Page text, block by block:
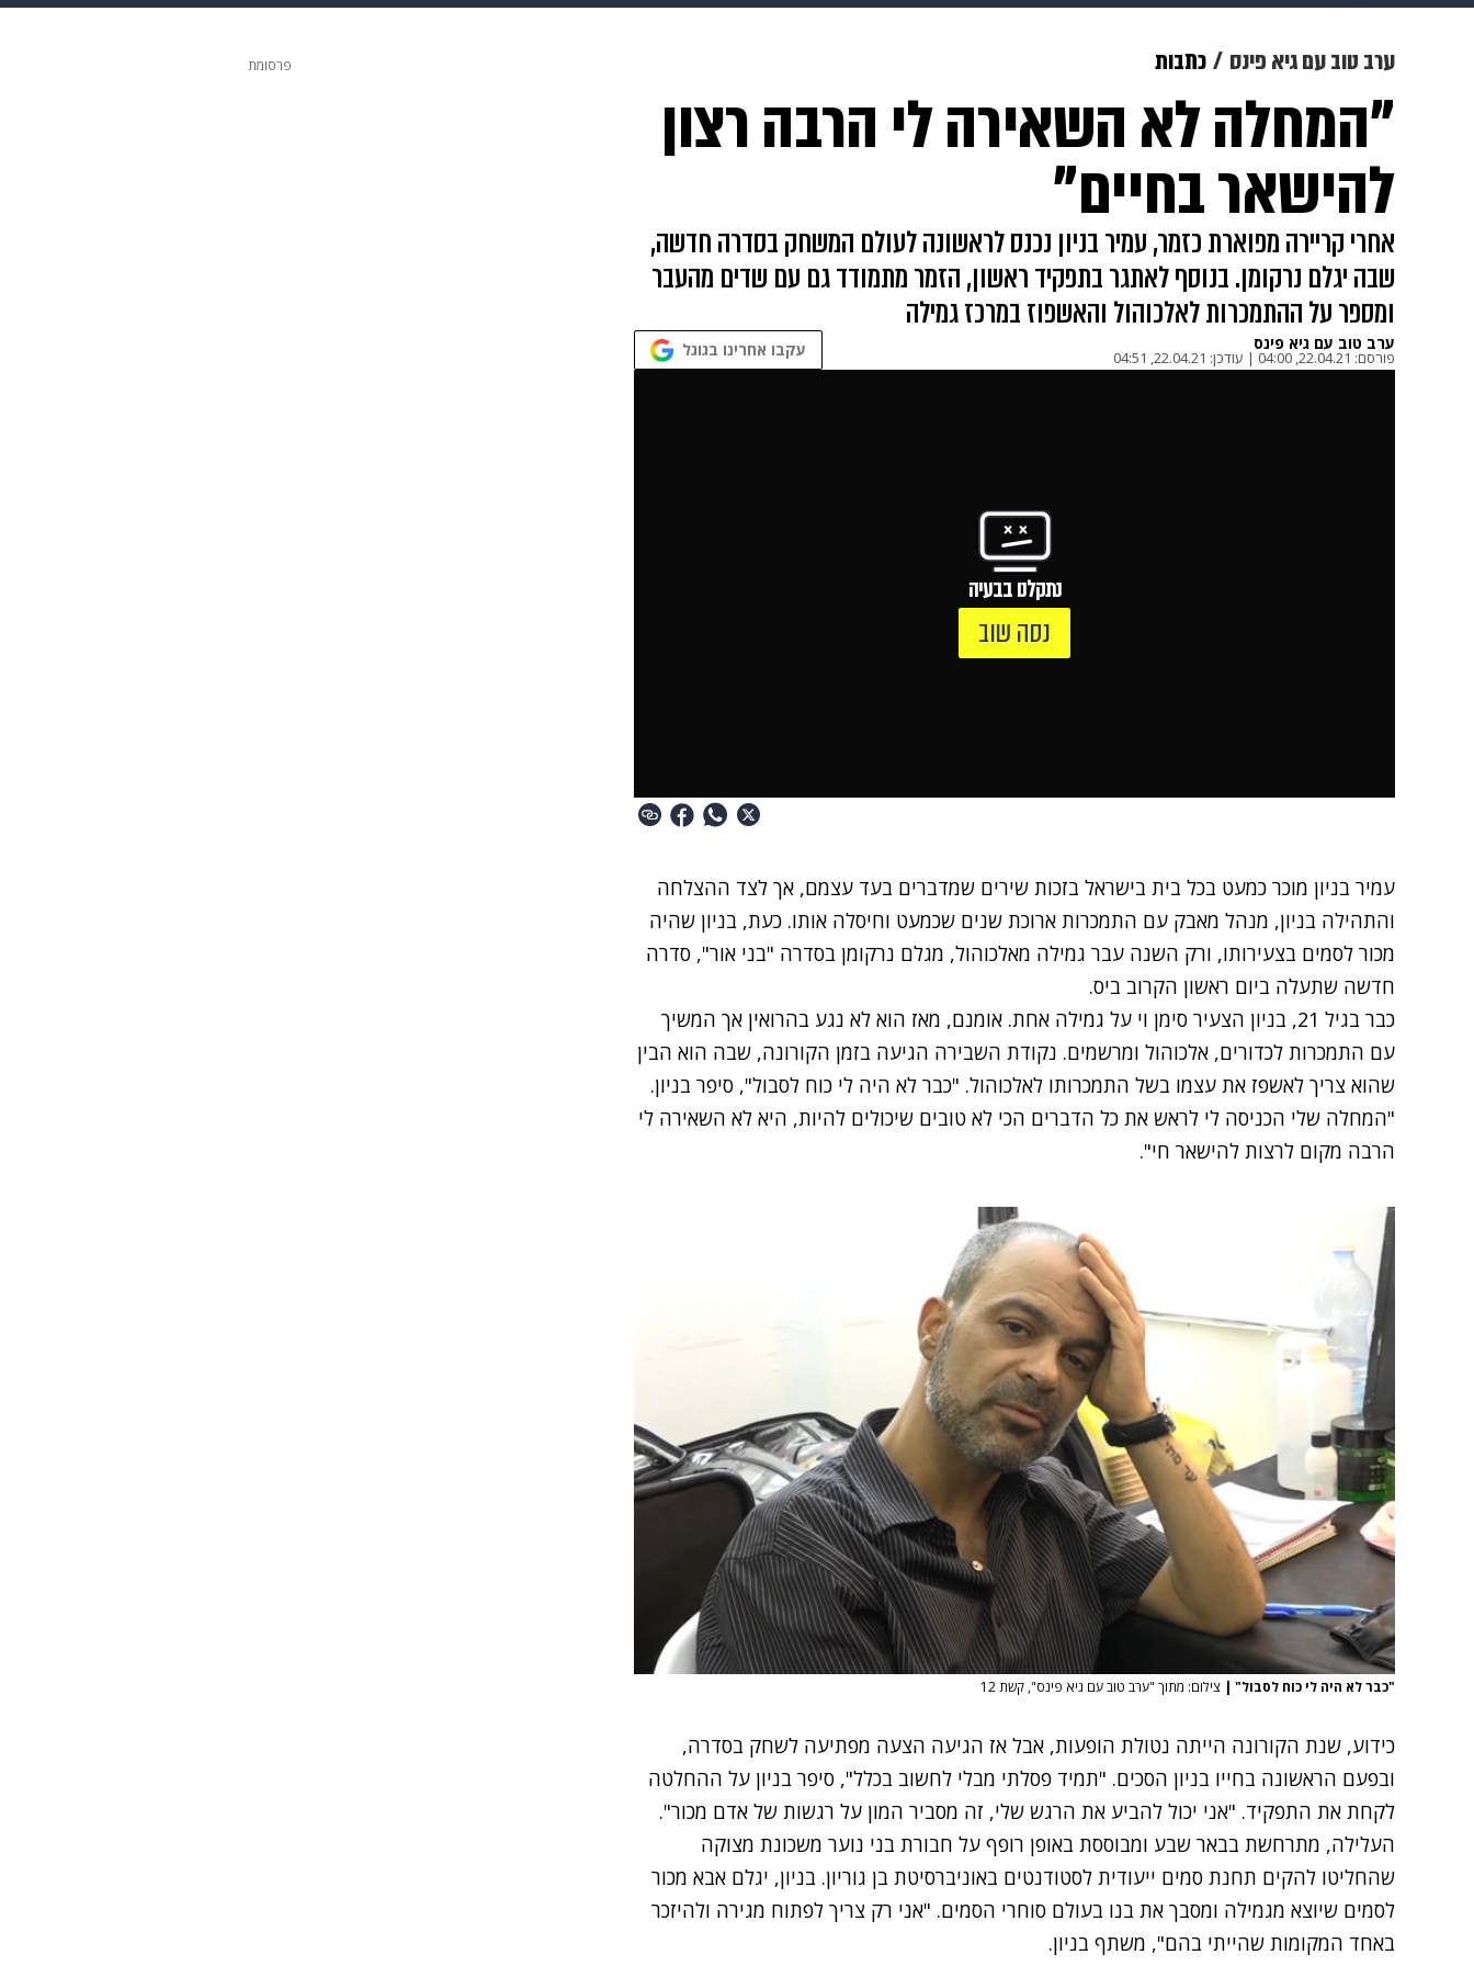
מוזיקה תרבות
דיגיטל גאווה ויוה משפט תשעה חודשים מתכונים פרויקטים מיוחדים
ערב טוב עם גיא פינס כתבות
"המחלה לא השאירה לי הרבה רצון
להישאר בחיים"‎
אחרי קריירה מפוארת כזמר, עמיר בניון נכנס לראשונה לעולם המשחק בסדרה חדשה,
שבה יגלם נרקומן. בנוסף לאתגר בתפקיד ראשון, הזמר מתמודד גם עם שדים מהעבר
ומספר על ההתמכרות לאלכוהול והאשפוז במרכז גמילה
ערב טוב עם גיא פינס
פורסם: 22.04.21, 04:00
| עודכן: 22.04.21, 04:51 עקבו אחרינו בגוגל
נתקלנו בבעיה
נסה שוב
עמיר בניון מוכר כמעט בכל בית בישראל בזכות שירים שמדברים בעד עצמם, אך לצד ההצלחה
והתהילה בניון, מנהל מאבק עם התמכרות ארוכת שנים שכמעט וחיסלה אותו. כעת, בניון שהיה
מכור לסמים בצעירותו, ורק השנה עבר גמילה מאלכוהול, מגלם נרקומן בסדרה "בני אור", סדרה
חדשה שתעלה ביום ראשון הקרוב ביס.
כבר בגיל 21, בניון הצעיר סימן וי על גמילה אחת. אומנם, מאז הוא לא נגע בהרואין אך המשיך
עם התמכרות לכדורים, אלכוהול ומרשמים. נקודת השבירה הגיעה בזמן הקורונה, שבה הוא הבין
שהוא צריך לאשפז את עצמו בשל התמכרותו לאלכוהול. "כבר לא היה לי כוח לסבול", סיפר בניון.
"המחלה שלי הכניסה לי לראש את כל הדברים הכי לא טובים שיכולים להיות, היא לא השאירה לי
הרבה מקום לרצות להישאר חי".
"כבר לא היה לי כוח לסבול" | צילום: מתוך "ערב טוב עם גיא פינס", קשת 12
כידוע, שנת הקורונה הייתה נטולת הופעות, אבל אז הגיעה הצעה מפתיעה לשחק בסדרה,
ובפעם הראשונה בחייו בניון הסכים. "תמיד פסלתי מבלי לחשוב בכלל", סיפר בניון על ההחלטה
לקחת את התפקיד. "אני יכול להביע את הרגש שלי, זה מסביר המון על רגשות של אדם מכור".
העלילה, מתרחשת בבאר שבע ומבוססת באופן רופף על חבורת בני נוער משכונת מצוקה
שהחליטו להקים תחנת סמים ייעודית לסטודנטים באוניברסיטת בן גוריון. בניון, יגלם אבא מכור
לסמים שיוצא מגמילה ומסבך את בנו בעולם סוחרי הסמים. "אני רק צריך לפתוח מגירה ולהיזכר
באחד המקומות שהייתי בהם", משתף בניון.
פרסומת